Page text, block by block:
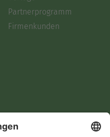
Partnerprogramm
Firmenkunden